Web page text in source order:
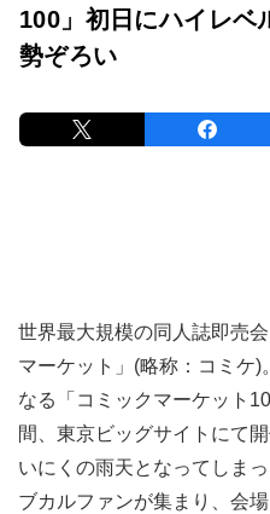
100」初日にハイレベ
勢ぞろい
世界最大規模の同人誌即売
マーケット」(略称：コミケ)
なる「コミックマーケット
間、東京ビッグサイトにて
いにくの雨天となってしま
ブカルファンが集まり、会